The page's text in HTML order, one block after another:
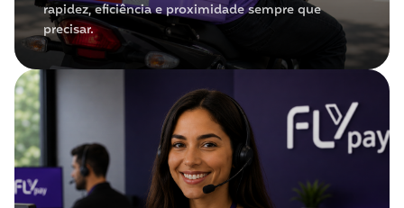
rapidez, eficiência e proximidade sempre que
precisar.